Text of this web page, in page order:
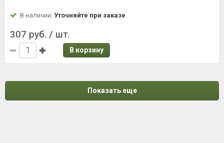
В наличии: Уточняйте при заказе
307 руб. / шт.
В корзину
Показать еще